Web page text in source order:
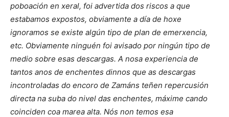
poboación en xeral, foi advertida dos riscos a que
estabamos expostos, obviamente a día de hoxe
ignoramos se existe algún tipo de plan de emerxencia,
etc. Obviamente ninguén foi avisado por ningún tipo de
medio sobre esas descargas. A nosa experiencia de
tantos anos de enchentes dinnos que as descargas
incontroladas do encoro de Zamáns teñen repercusión
directa na suba do nivel das enchentes, máxime cando
coinciden coa marea alta. Nós non temos esa